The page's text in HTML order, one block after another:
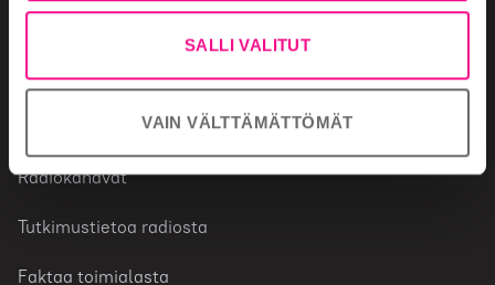
SALLI VALITUT
VAIN VÄLTTÄMÄTTÖMÄT
Mainonnan ostaminen
Mainonnan säännöt
Radiokanavat
Tutkimustietoa radiosta
Faktaa toimialasta